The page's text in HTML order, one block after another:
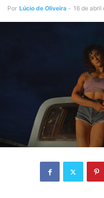
Por Lúcio de Oliveira - 16 de abril